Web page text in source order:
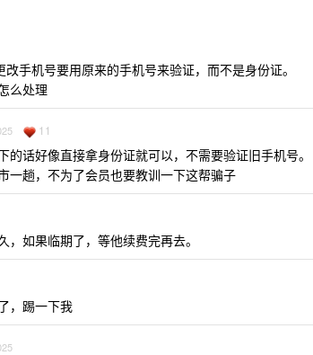
手机号要用原来的手机号来验证，而不是身份证。
么处理
11
的话好像直接拿身份证就可以，不需要验证旧手机号。
一趟，不为了会员也要教训一下这帮骗子
如果临期了，等他续费完再去。
，踢一下我